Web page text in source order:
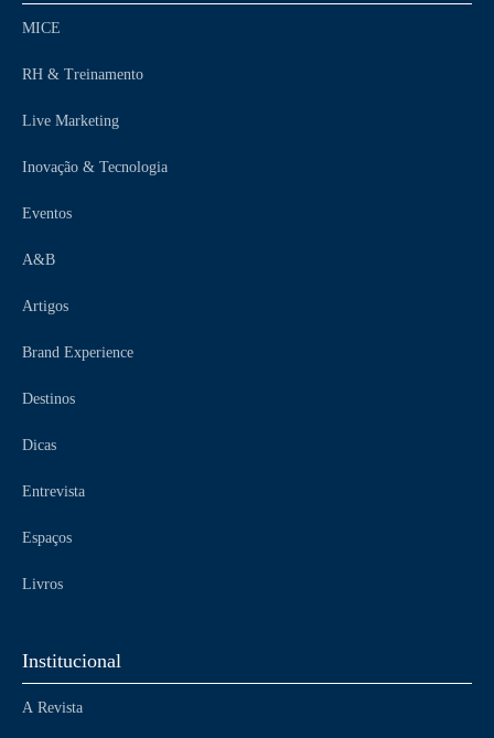
MICE
RH & Treinamento
Live Marketing
Inovação & Tecnologia
Eventos
A&B
Artigos
Brand Experience
Destinos
Dicas
Entrevista
Espaços
Livros
Institucional
A Revista